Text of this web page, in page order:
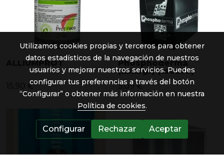
ALLIUMPROT
15,90 €
Phosphoderma
(25x3gr) (1sobre)
5,09 €
Utilizamos cookies propias y terceros para obtener
datos estadísticos de la navegación de nuestros
usuarios y mejorar nuestros servicios. Puedes
configurar tus preferencias a través del botón
“Configurar” o obtener más información en nuestra
Política de cookies.
Configurar Rechazar Aceptar